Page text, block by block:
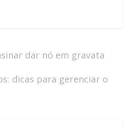
dar nó em gravata
dicas para gerenciar o